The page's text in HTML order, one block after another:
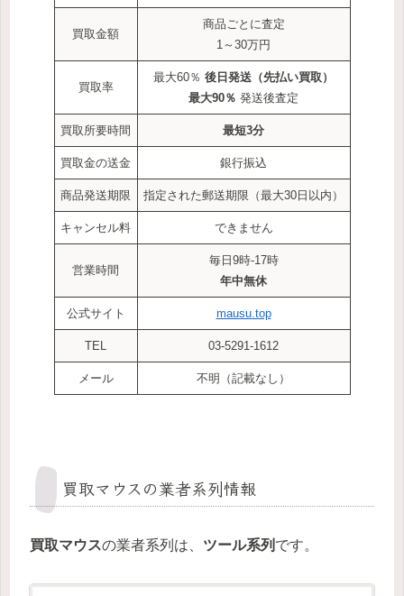
買取金額
商品ごとに査定
1～30万円
買取率
最大60％ 後日発送 （先払い買取）
最大90％ 発送後査定
買取所要時間 最短3分
買取金の送金 銀行振込
商品発送期限 指定された郵送期限（最大30日以内）
キャンセル料 できません
営業時間
毎日9時-17時
年中無休
公式サイト mausu.top
TEL 03-5291-1612
メール 不明（記載なし）
買取マウスの業者系列情報
買取マウスの業者系列は、 ツール系列 です。